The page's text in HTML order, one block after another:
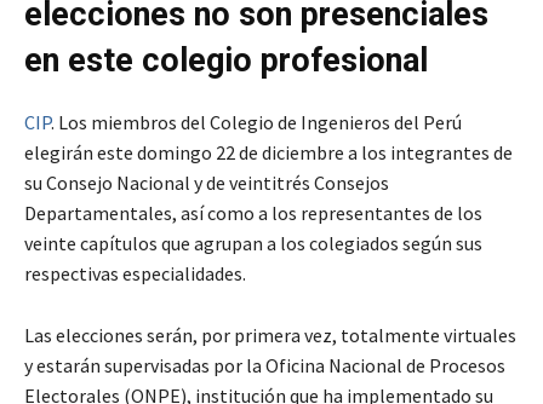
elecciones no son presenciales
en este colegio profesional
CIP. Los miembros del Colegio de Ingenieros del Perú
elegirán este domingo 22 de diciembre a los integrantes de
su Consejo Nacional y de veintitrés Consejos
Departamentales, así como a los representantes de los
veinte capítulos que agrupan a los colegiados según sus
respectivas especialidades.
Las elecciones serán, por primera vez, totalmente virtuales
y estarán supervisadas por la Oficina Nacional de Procesos
Electorales (ONPE), institución que ha implementado su